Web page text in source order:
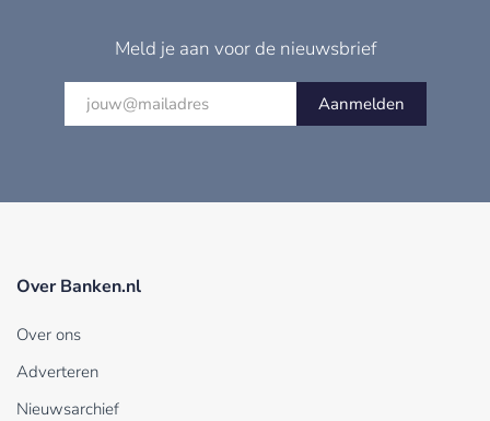
Meld je aan voor de nieuwsbrief
Aanmelden
Over Banken.nl
Over ons
Adverteren
Nieuwsarchief